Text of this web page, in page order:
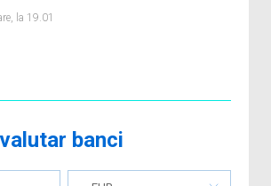
la 19.01
banci